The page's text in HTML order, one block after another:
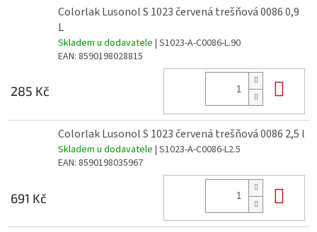
Colorlak Lusonol S 1023 červená trešňová 0086 0,9
L
Skladem u dodavatele | S1023-A-C0086-L.90
EAN: 8590198028815
285 Kč
Colorlak Lusonol S 1023 červená trešňová 0086 2,5 l
Skladem u dodavatele | S1023-A-C0086-L2.5
EAN: 8590198035967
691 Kč